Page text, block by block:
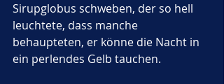
Sirupglobus schweben, der so hell
leuchtete, dass manche
behaupteten, er könne die Nacht in
ein perlendes Gelb tauchen.